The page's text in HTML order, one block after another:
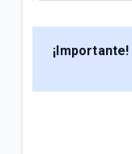
¡Importante!